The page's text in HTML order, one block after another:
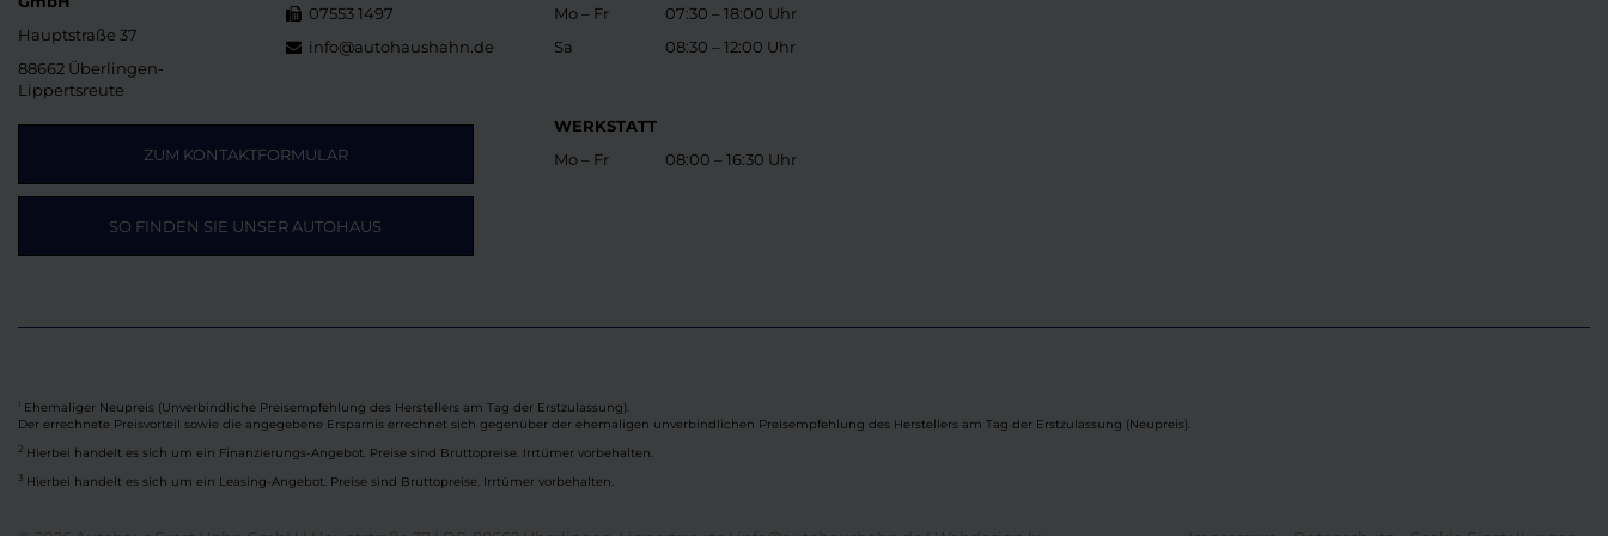
Hauptstraße 37
88662 Überlingen-
Lippertsreute
07553 1497
info@autohaushahn.de
ZUM KONTAKTFORMULAR
SO FINDEN SIE UNSER AUTOHAUS
Mo – Fr
Sa
07:30 – 18:00 Uhr
08:30 – 12:00 Uhr
WERKSTATT
Mo – Fr
08:00 – 16:30 Uhr
Ehemaliger Neupreis (Unverbindliche Preisempfehlung des Herstellers am Tag der Erstzulassung).
Der errechnete Preisvorteil sowie die angegebene Ersparnis errechnet sich gegenüber der ehemaligen unverbindlichen Preisempfehlung des Herstellers am Tag der Erstzulassung (Neupreis).
2 Hierbei handelt es sich um ein Finanzierungs-Angebot. Preise sind Bruttopreise. Irrtümer vorbehalten.
3 Hierbei handelt es sich um ein Leasing-Angebot. Preise sind Bruttopreise. Irrtümer vorbehalten.